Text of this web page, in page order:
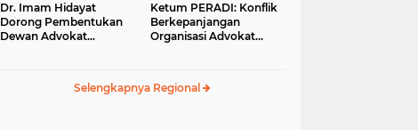
Dr. Imam Hidayat
Dorong Pembentukan
Dewan Advokat
Ketum PERADI: Konflik
Berkepanjangan
Organisasi Advokat
Selengkapnya Regional